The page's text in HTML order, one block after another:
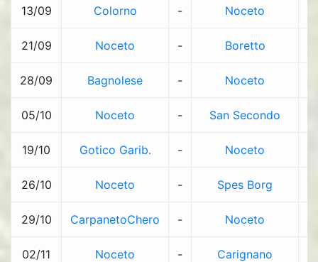
13/09 Colorno - Noceto
21/09 Noceto - Boretto
28/09 Bagnolese - Noceto
05/10 Noceto - San Secondo
19/10 Gotico Garib. - Noceto
26/10 Noceto - Spes Borg
29/10 CarpanetoChero - Noceto
02/11 Noceto - Carignano